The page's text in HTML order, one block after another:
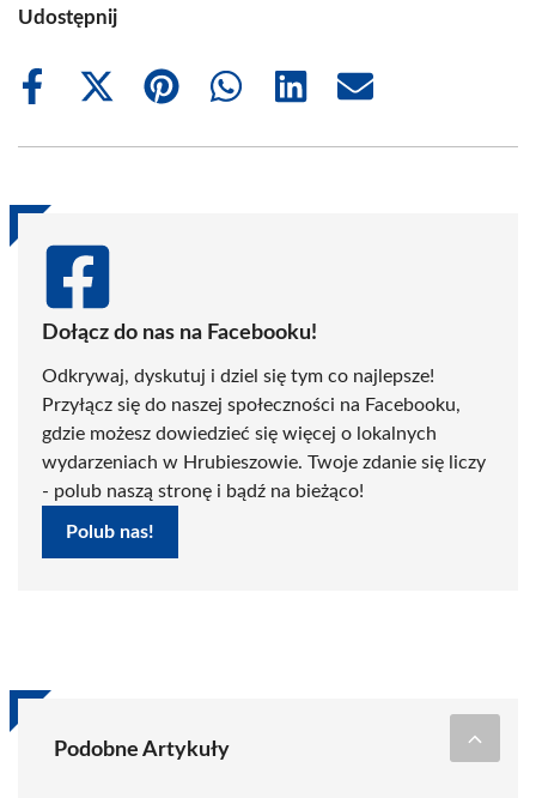
Udostępnij
Share
Share
(Twitter)
Share
Share
Share
Share
Dołącz do nas na Facebooku!
Odkrywaj, dyskutuj i dziel się tym co najlepsze!
Przyłącz się do naszej społeczności na Facebooku,
gdzie możesz dowiedzieć się więcej o lokalnych
wydarzeniach w Hrubieszowie. Twoje zdanie się liczy
- polub naszą stronę i bądź na bieżąco!
Polub nas!
Podobne Artykuły